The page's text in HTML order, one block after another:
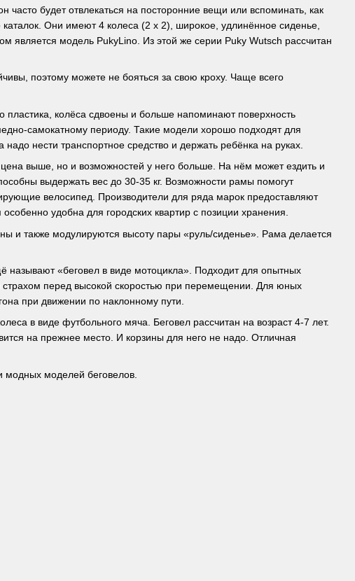
будет отвлекаться на посторонние вещи или вспоминать, как
Они имеют 4 колеса (2 х 2), широкое, удлинённое сиденье,
является модель PukyLino. Из этой же серии Puky Wutsch рассчитан
поэтому можете не бояться за свою кроху. Чаще всего
пластика, колёса сдвоены и больше напоминают поверхность
самокатному периоду. Такие модели хорошо подходят для
надо нести транспортное средство и держать ребёнка на руках.
выше, но и возможностей у него больше. На нём может ездить и
выдержать вес до 30-35 кг. Возможности рамы помогут
велосипед. Производители для ряда марок предоставляют
удобна для городских квартир с позиции хранения.
и также модулируются высоту пары «руль/сиденье». Рама делается
называют «беговел в виде мотоцикла». Подходит для опытных
перед высокой скоростью при перемещении. Для юных
при движении по наклонному пути.
в виде футбольного мяча. Беговел рассчитан на возраст 4-7 лет.
на прежнее место. И корзины для него не надо. Отличная
модных моделей беговелов.